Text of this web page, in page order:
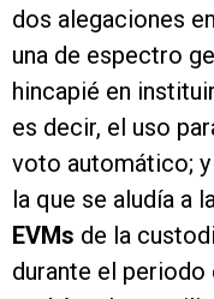
dos alegaciones
una de espectro
hincapié en
es decir, el uso
voto automático;
la que se aludía a
EVMs de la
durante el periodo